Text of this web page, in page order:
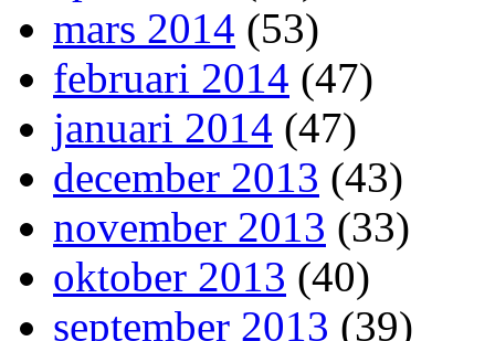
mars 2014 (53)
februari 2014 (47)
januari 2014 (47)
december 2013 (43)
november 2013 (33)
oktober 2013 (40)
september 2013 (39)